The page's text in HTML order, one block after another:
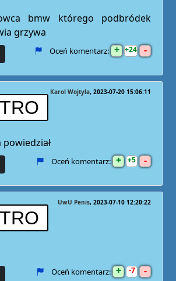
bmw którego podbródek
grzywa
Oceń komentarz: + 24 -
Karol Wojtyła 2023-07-20 15:06:11
Oceń komentarz: + 5 -
UwU Penis 2023-07-10 12:20:22
Oceń komentarz: + 7 -